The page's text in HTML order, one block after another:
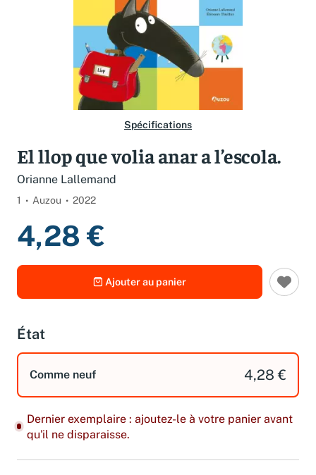
Meilleures ventes
Nos engagements
Vous n'avez pas trouvé l'article que vous cherchiez ?
Activez les notifications dans votre compte pour être alerté dès
qu'il est en stock.
Créer une alerte
Spécifications
El llop que volia anar a l’escola.
Orianne Lallemand
1 Auzou 2022
4,28 €
Ajouter au panier
État
Comme neuf 4,28 €
Dernier exemplaire : ajoutez-le à votre panier avant
qu'il ne disparaisse.